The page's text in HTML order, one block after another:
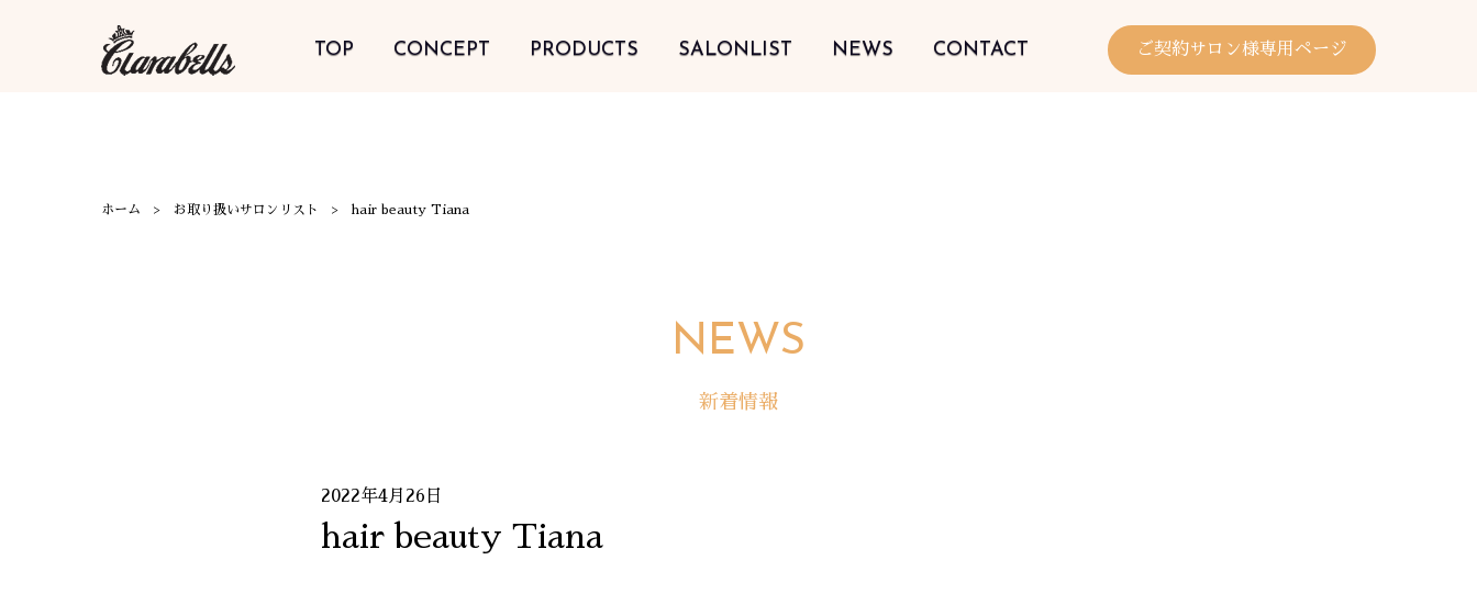
TOP CONCEPT PRODUCTS SALONLIST NEWS CONTACT ご契約サロン様専用ページ
ホーム お取り扱いサロンリスト hair beauty Tiana
NEWS
新着情報
2022年4月26日
hair beauty Tiana